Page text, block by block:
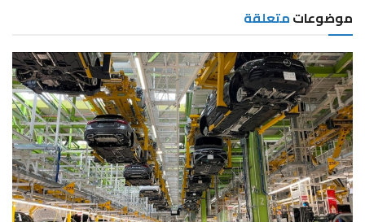
موضوعاتمتعلقة